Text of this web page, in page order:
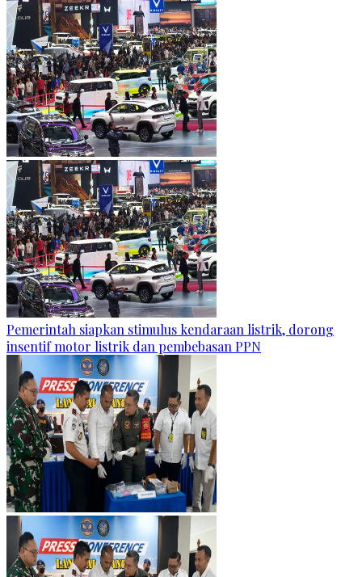
Pemerintah siapkan stimulus kendaraan listrik, dorong
insentif motor listrik dan pembebasan PPN